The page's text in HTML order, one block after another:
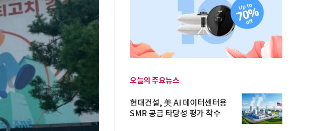
오늘의 주요뉴스
현대건설, 美 AI 데이터센터용
SMR 공급 타당성 평가 착수